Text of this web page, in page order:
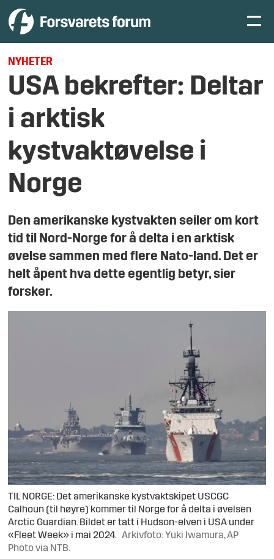
NYHETER
USA bekrefter: Deltar
i arktisk
kystvaktøvelse i
Norge
Den amerikanske kystvakten seiler om kort
tid til Nord-Norge for å delta i en arktisk
øvelse sammen med flere Nato-land. Det er
helt åpent hva dette egentlig betyr, sier
forsker.
TIL NORGE: Det amerikanske kystvaktskipet USCGC
Calhoun (til høyre) kommer til Norge for å delta i øvelsen
Arctic Guardian. Bildet er tatt i Hudson-elven i USA under
«Fleet Week» i mai 2024. Arkivfoto: Yuki Iwamura, AP
Photo via NTB.